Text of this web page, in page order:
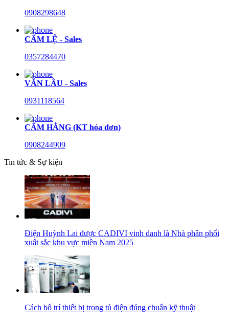
0908298648
CẨM LỆ - Sales
0357284470
VĂN LÂU - Sales
0931118564
CẨM HẰNG (KT hóa đơn)
0908244909
Tin tức & Sự kiện
Điện Huỳnh Lai được CADIVI vinh danh là Nhà phân phối
xuất sắc khu vực miền Nam 2025
Cách bố trí thiết bị trong tủ điện đúng chuẩn kỹ thuật